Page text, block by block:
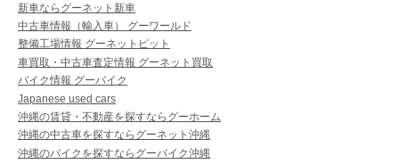
新車ならグーネット新車
中古車情報（輸入車） グーワールド
整備工場情報 グーネットピット
車買取・中古車査定情報 グーネット買取
バイク情報 グーバイク
Japanese used cars
沖縄の賃貸・不動産を探すならグーホーム
沖縄の中古車を探すならグーネット沖縄
沖縄のバイクを探すならグーバイク沖縄